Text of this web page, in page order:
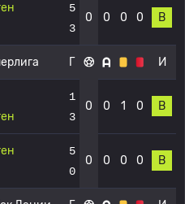
5
3
0 0 0 0 В
Г И
1
3
0 0 1 0 В
5
0
0 0 0 0 В